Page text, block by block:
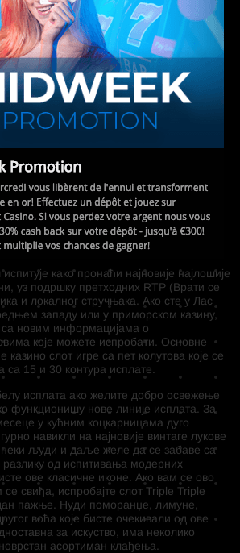
како пронаћи најновије најлошије
уз подршку претходних RTP (Врати се
и локалног стручњака. Ако сте у Лас
западу или у приморском казину,
новим информацијама о
које можете испробати. Основне
казино слот игре са пет колутова које се
са 15 и 30 контура исплате.
исплата ако желите добро освежење
функционишу нове линије исплата. За
у кућним коцкарницама дуго
навикли на најновије винтаге лукове
људи и даље желе да се забаве са
разлику од испитивања модерних
ове класичне иконе. Ако вам се ово
свиђа, испробајте слот Triple Triple
пажње. Нуди поморанџе, лимуне,
воћа које бисте очекивали од ове
за искуство, има неколико
асортиман клађења.